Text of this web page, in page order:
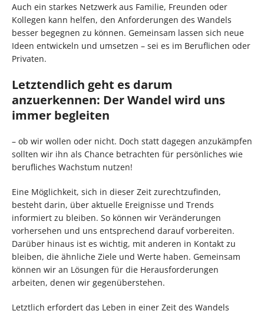
Auch ein starkes Netzwerk aus Familie, Freunden oder
Kollegen kann helfen, den Anforderungen des Wandels
besser begegnen zu können. Gemeinsam lassen sich neue
Ideen entwickeln und umsetzen – sei es im Beruflichen oder
Privaten.
Letztendlich geht es darum
anzuerkennen: Der Wandel wird uns
immer begleiten
– ob wir wollen oder nicht. Doch statt dagegen anzukämpfen
sollten wir ihn als Chance betrachten für persönliches wie
berufliches Wachstum nutzen!
Eine Möglichkeit, sich in dieser Zeit zurechtzufinden,
besteht darin, über aktuelle Ereignisse und Trends
informiert zu bleiben. So können wir Veränderungen
vorhersehen und uns entsprechend darauf vorbereiten.
Darüber hinaus ist es wichtig, mit anderen in Kontakt zu
bleiben, die ähnliche Ziele und Werte haben. Gemeinsam
können wir an Lösungen für die Herausforderungen
arbeiten, denen wir gegenüberstehen.
Letztlich erfordert das Leben in einer Zeit des Wandels